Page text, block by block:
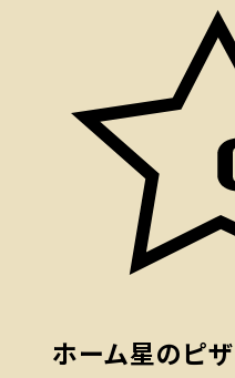
ホーム星のピザ